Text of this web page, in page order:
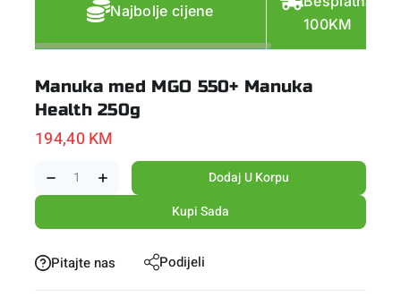
Najbolje cijene
100KM
Manuka med MGO 550+ Manuka
Health 250g
194,40KM
Dodaj U Korpu
Kupi Sada
Pitajte nas Podijeli